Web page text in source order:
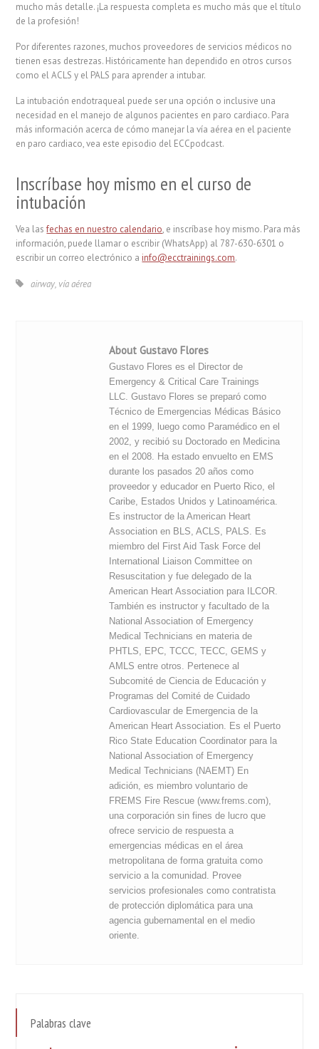
mucho más detalle. ¡La respuesta completa es mucho más que el título
de la profesión!
Por diferentes razones, muchos proveedores de servicios médicos no
tienen esas destrezas. Históricamente han dependido en otros cursos
como el ACLS y el PALS para aprender a intubar.
La intubación endotraqueal puede ser una opción o inclusive una
necesidad en el manejo de algunos pacientes en paro cardiaco. Para
más información acerca de cómo manejar la vía aérea en el paciente
en paro cardiaco, vea este episodio del ECCpodcast.
Inscríbase hoy mismo en el curso de
intubación
Vea lasfechas en nuestro calendario, e inscríbase hoy mismo. Para más
información, puede llamar o escribir (WhatsApp) al 787-630-6301 o
escribir un correo electrónico ainfo@ecctrainings.com.
airway, vía aérea
About Gustavo Flores
Gustavo Flores es el Director de
Emergency & Critical Care Trainings
LLC. Gustavo Flores se preparó como
Técnico de Emergencias Médicas Básico
en el 1999, luego como Paramédico en el
2002, y recibió su Doctorado en Medicina
en el 2008. Ha estado envuelto en EMS
durante los pasados 20 años como
proveedor y educador en Puerto Rico, el
Caribe, Estados Unidos y Latinoamérica.
Es instructor de la American Heart
Association en BLS, ACLS, PALS. Es
miembro del First Aid Task Force del
International Liaison Committee on
Resuscitation y fue delegado de la
American Heart Association para ILCOR.
También es instructor y facultado de la
National Association of Emergency
Medical Technicians en materia de
PHTLS, EPC, TCCC, TECC, GEMS y
AMLS entre otros. Pertenece al
Subcomité de Ciencia de Educación y
Programas del Comité de Cuidado
Cardiovascular de Emergencia de la
American Heart Association. Es el Puerto
Rico State Education Coordinator para la
National Association of Emergency
Medical Technicians (NAEMT) En
adición, es miembro voluntario de
FREMS Fire Rescue (www.frems.com),
una corporación sin fines de lucro que
ofrece servicio de respuesta a
emergencias médicas en el área
metropolitana de forma gratuita como
servicio a la comunidad. Provee
servicios profesionales como contratista
de protección diplomática para una
agencia gubernamental en el medio
oriente.
Palabras clave